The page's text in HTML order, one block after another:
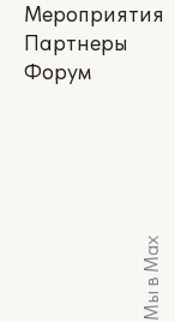
Мероприятия
Партнеры
Форум
Мы в Max